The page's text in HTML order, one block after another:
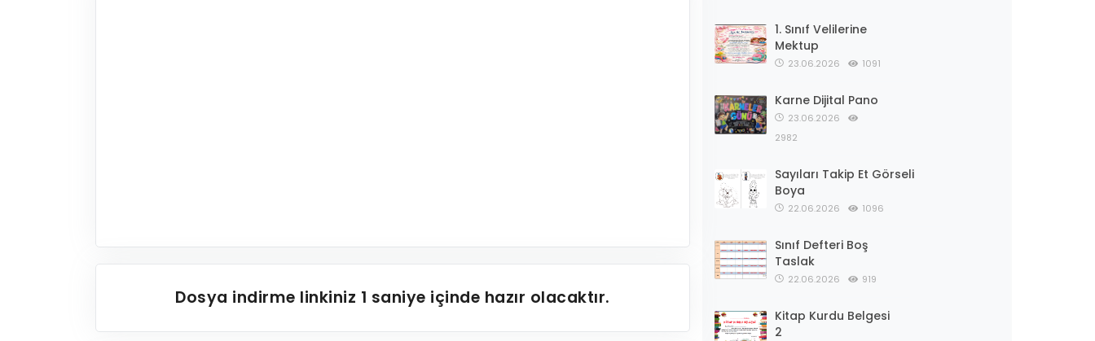
Dosya indirme linkiniz 1 saniye içinde hazır olacaktır.
1. Sınıf Velilerine
Mektup
23.06.2026 1091
Karne Dijital Pano
23.06.2026
2982
Sayıları Takip Et Görseli
Boya
22.06.2026 1096
Sınıf Defteri Boş
Taslak
22.06.2026 919
Kitap Kurdu Belgesi
2